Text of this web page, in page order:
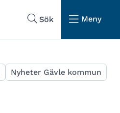
Sök
Meny
Nyheter Gävle kommun